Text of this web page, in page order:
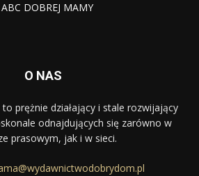
ABC DOBREJ MAMY
O NAS
prężnie działający i stale rozwijający
odnajdujących się zarówno w
prasowym, jak i w sieci.